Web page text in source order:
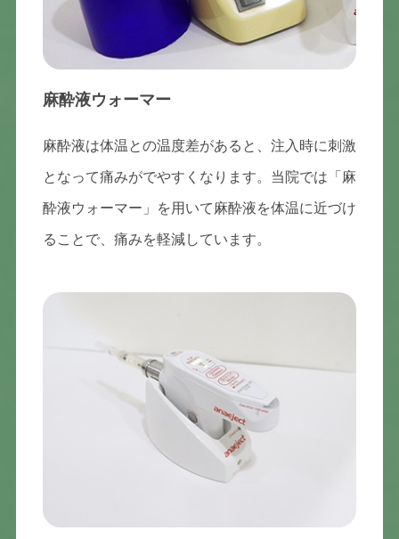
麻酔液ウォーマー
麻酔液は体温との温度差があると、注入時に刺激
となって痛みがでやすくなります。当院では「麻
酔液ウォーマー」を用いて麻酔液を体温に近づけ
ることで、痛みを軽減しています。